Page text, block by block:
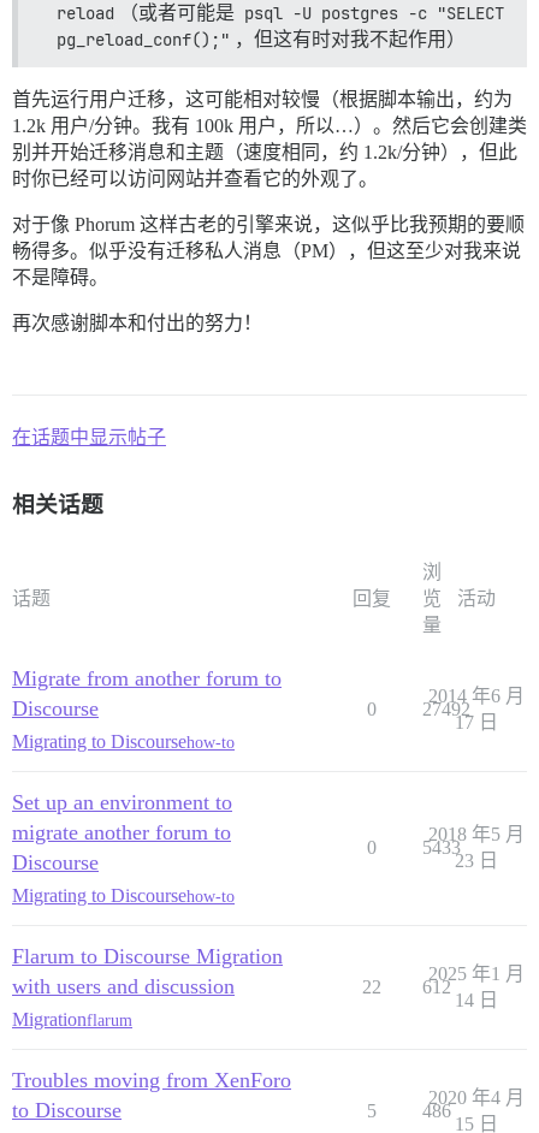
reload
（或者可能是 psql -U postgres -c "SELECT
pg_reload_conf();" ，但这有时对我不起作用）
首先运行用户迁移，这可能相对较慢（根据脚本输出，约为
1.2k 用户/分钟。我有 100k 用户，所以…）。然后它会创建类
别并开始迁移消息和主题（速度相同，约 1.2k/分钟），但此
时你已经可以访问网站并查看它的外观了。
对于像 Phorum 这样古老的引擎来说，这似乎比我预期的要顺
畅得多。似乎没有迁移私人消息（PM），但这至少对我来说
不是障碍。
再次感谢脚本和付出的努力！
在话题中显示帖子
相关话题
话题 回复
浏
览
量
活动
Migrate from another forum to
Discourse
Migrating to Discoursehow-to
0 27492
2014 年6 月
17 日
Set up an environment to
migrate another forum to
Discourse
Migrating to Discoursehow-to
0 5433
2018 年5 月
23 日
Flarum to Discourse Migration
with users and discussion
Migrationflarum
22 612
2025 年1 月
14 日
Troubles moving from XenForo
to Discourse
5 486
2020 年4 月
15 日